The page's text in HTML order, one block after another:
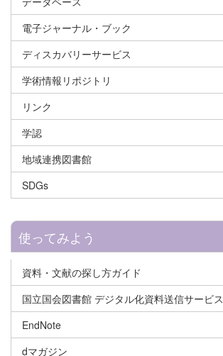
電子ジャーナル・ブック
ディスカバリーサービス
学術情報リポジトリ
リンク
学認
地域連携図書館
SDGs
使ってみよう
資料・文献の探し方ガイド
国立国会図書館 デジタル化資料送信サービス
EndNote
dマガジン